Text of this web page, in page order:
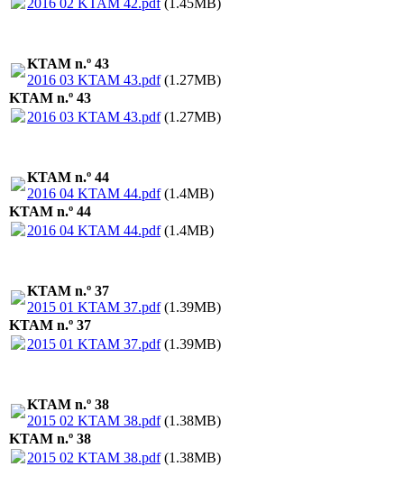
KTAM n.º 43
2016 03 KTAM 43.pdf(1.27MB)
KTAM n.º 43
2016 03 KTAM 43.pdf(1.27MB)
KTAM n.º 44
2016 04 KTAM 44.pdf(1.4MB)
KTAM n.º 44
2016 04 KTAM 44.pdf(1.4MB)
KTAM n.º 37
2015 01 KTAM 37.pdf(1.39MB)
KTAM n.º 37
2015 01 KTAM 37.pdf(1.39MB)
KTAM n.º 38
2015 02 KTAM 38.pdf(1.38MB)
KTAM n.º 38
2015 02 KTAM 38.pdf(1.38MB)